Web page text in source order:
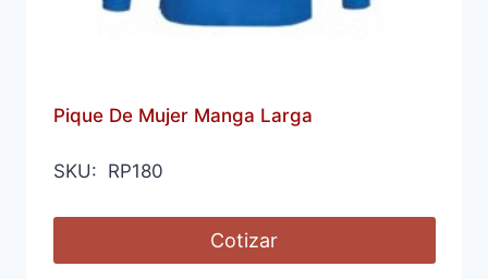
Pique De Mujer Manga Larga
SKU: RP180
Cotizar